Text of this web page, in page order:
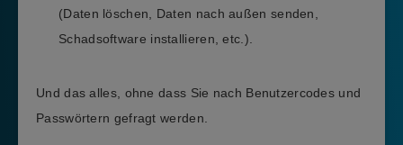
(Daten löschen, Daten nach außen senden,
Schadsoftware installieren, etc.).
Und das alles, ohne dass Sie nach Benutzercodes und
Passwörtern gefragt werden.